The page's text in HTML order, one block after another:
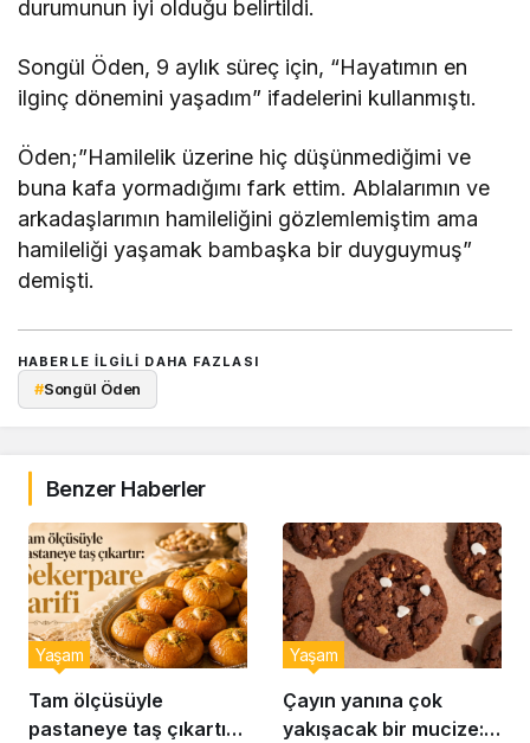
durumunun iyi olduğu belirtildi.
Songül Öden, 9 aylık süreç için, “Hayatımın en
ilginç dönemini yaşadım” ifadelerini kullanmıştı.
Öden;”Hamilelik üzerine hiç düşünmediğimi ve
buna kafa yormadığımı fark ettim. Ablalarımın ve
arkadaşlarımın hamileliğini gözlemlemiştim ama
hamileliği yaşamak bambaşka bir duyguymuş”
demişti.
HABERLE ILGILI DAHA FAZLASI
#Songül Öden
Benzer Haberler
Tam ölçüsüyle
pastaneye taş çıkartır:
Yaşam
Çayın yanına çok
yakışacak bir mucize:
Yaşam